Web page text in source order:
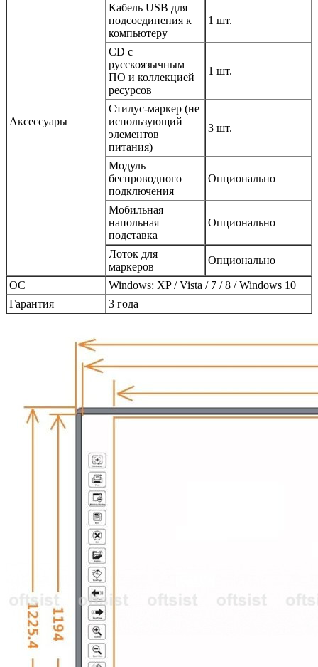
Аксессуары
Кабель USB для
подсоединения к
компьютеру
1 шт.
CD с
русскоязычным
ПО и коллекцией
ресурсов
1 шт.
Стилус-маркер (не
использующий
элементов
питания)
3 шт.
Модуль
беспроводного
подключения
Опционально
Мобильная
напольная
подставка
Опционально
Лоток для
маркеров
Опционально
ОС
Windows: XP / Vista / 7 / 8 / Windows 10
Гарантия
3 года